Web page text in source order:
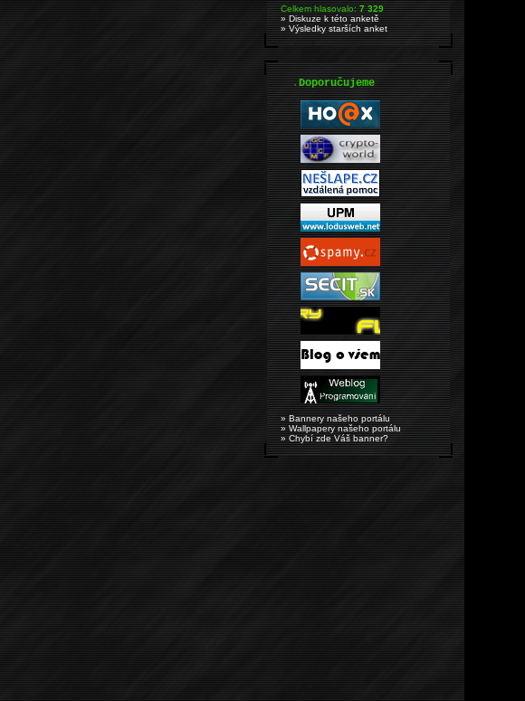
Celkem hlasovalo:7 329
» Diskuze k této anketě
» Výsledky starších anket
.Doporučujeme
» Bannery našeho portálu
» Wallpapery našeho portálu
» Chybí zde Váš banner?